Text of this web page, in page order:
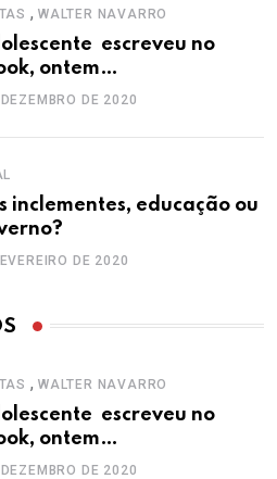
, WALTER NAVARRO
escreveu no
ontem…
DE 2020
inclementes, educação ou
DE 2020
, WALTER NAVARRO
escreveu no
ontem…
DE 2020